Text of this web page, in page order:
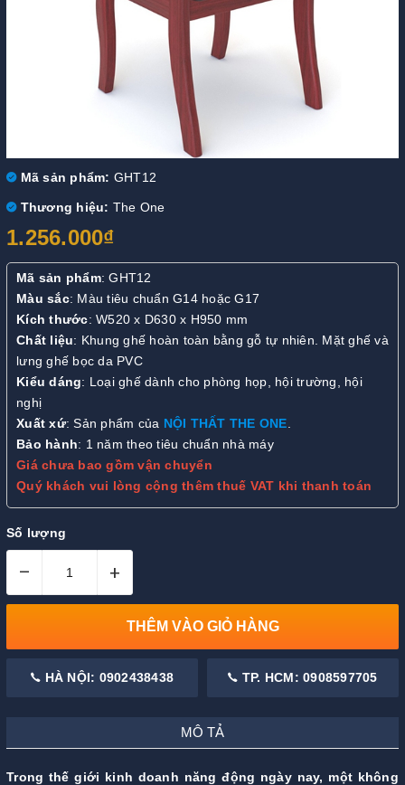
Mã sản phẩm: GHT12
Thương hiệu: The One
1.256.000₫
Mã sản phẩm: GHT12
Màu sắc: Màu tiêu chuẩn G14 hoặc G17
Kích thước: W520 x D630 x H950 mm
Chất liệu: Khung ghế hoàn toàn bằng gỗ tự nhiên. Mặt ghế và
lưng ghế bọc da PVC
Kiểu dáng: Loại ghế dành cho phòng họp, hội trường, hội
nghị
Xuất xứ: Sản phẩm của NỘI THẤT THE ONE.
Bảo hành: 1 năm theo tiêu chuẩn nhà máy
Giá chưa bao gồm vận chuyển
Quý khách vui lòng cộng thêm thuế VAT khi thanh toán
Số lượng
– +
THÊM VÀO GIỎ HÀNG
HÀ NỘI: 0902438438 TP. HCM: 0908597705
MÔ TẢ
Trong thế giới kinh doanh năng động ngày nay, một không